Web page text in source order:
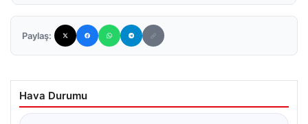
Paylaş:
Hava Durumu